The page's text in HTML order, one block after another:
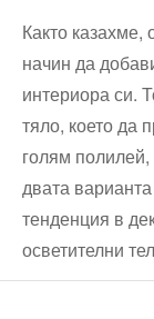
Както казахме,
начин да
интериора си.
тяло, което да
голям
двата
тенденция в
осветителни